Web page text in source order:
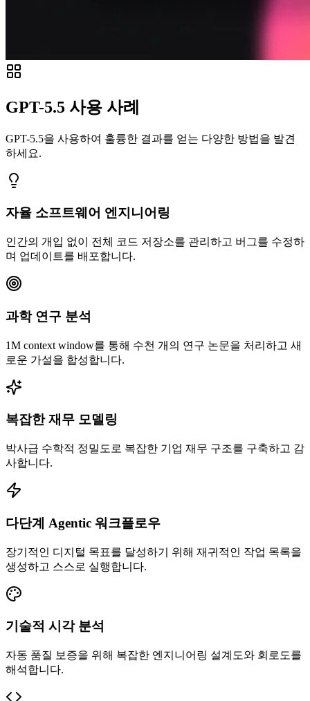
GPT-5.5 사용 사례
GPT-5.5을 사용하여 훌륭한 결과를 얻는 다양한 방법을 발견
하세요.
자율 소프트웨어 엔지니어링
인간의 개입 없이 전체 코드 저장소를 관리하고 버그를 수정하
며 업데이트를 배포합니다.
과학 연구 분석
1M context window를 통해 수천 개의 연구 논문을 처리하고 새
로운 가설을 합성합니다.
복잡한 재무 모델링
박사급 수학적 정밀도로 복잡한 기업 재무 구조를 구축하고 감
사합니다.
다단계 Agentic 워크플로우
장기적인 디지털 목표를 달성하기 위해 재귀적인 작업 목록을
생성하고 스스로 실행합니다.
기술적 시각 분석
자동 품질 보증을 위해 복잡한 엔지니어링 설계도와 회로도를
해석합니다.